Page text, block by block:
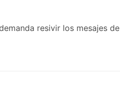
resivir los mesajes de